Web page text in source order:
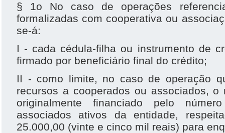
§ 1o No caso de operações
formalizadas com cooperativa ou
se-á:
I - cada cédula-filha ou instrumento de
firmado por beneficiário final do crédito;
II - como limite, no caso de operação
recursos a cooperados ou associados,
originalmente financiado pelo
associados ativos da entidade,
25.000,00 (vinte e cinco mil reais) para